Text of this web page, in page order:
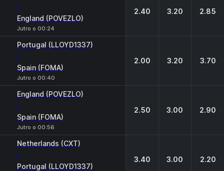
-
England (POVEZLO)
Jutro o 00:24
2.40 3.20 2.85
Portugal (LLOYD1337)
-
Spain (FOMA)
Jutro o 00:40
2.00 3.20 3.70
England (POVEZLO)
-
Spain (FOMA)
Jutro o 00:56
2.50 3.00 2.90
Netherlands (CXT)
-
Portugal (LLOYD1337)
3.40 3.00 2.20